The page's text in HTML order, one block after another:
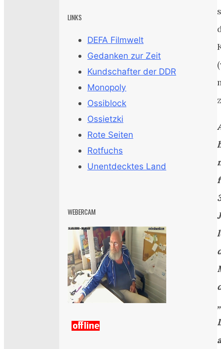
LINKS
DEFA Filmwelt
Gedanken zur Zeit
Kundschafter der DDR
Monopoly
Ossiblock
Ossietzki
Rote Seiten
Rotfuchs
Unentdecktes Land
WEBERCAM